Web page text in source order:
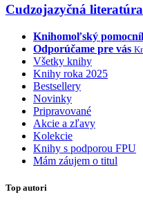
Cudzojazyčná literatúra
Knihomoľský
Odporúčame pre vás
Všetky knihy
Knihy roka 2025
Bestsellery
Novinky
Pripravované
Akcie a zľavy
Kolekcie
Knihy s podporou FPU
Mám záujem o titul
Top autori